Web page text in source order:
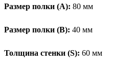
Размер полки (А): 80 мм
Размер полки (В): 40 мм
Толщина стенки (S): 60 мм